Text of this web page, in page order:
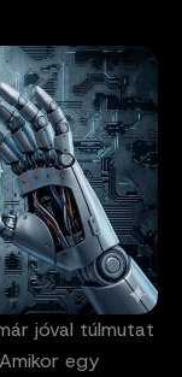
jóval túlmutat
egy